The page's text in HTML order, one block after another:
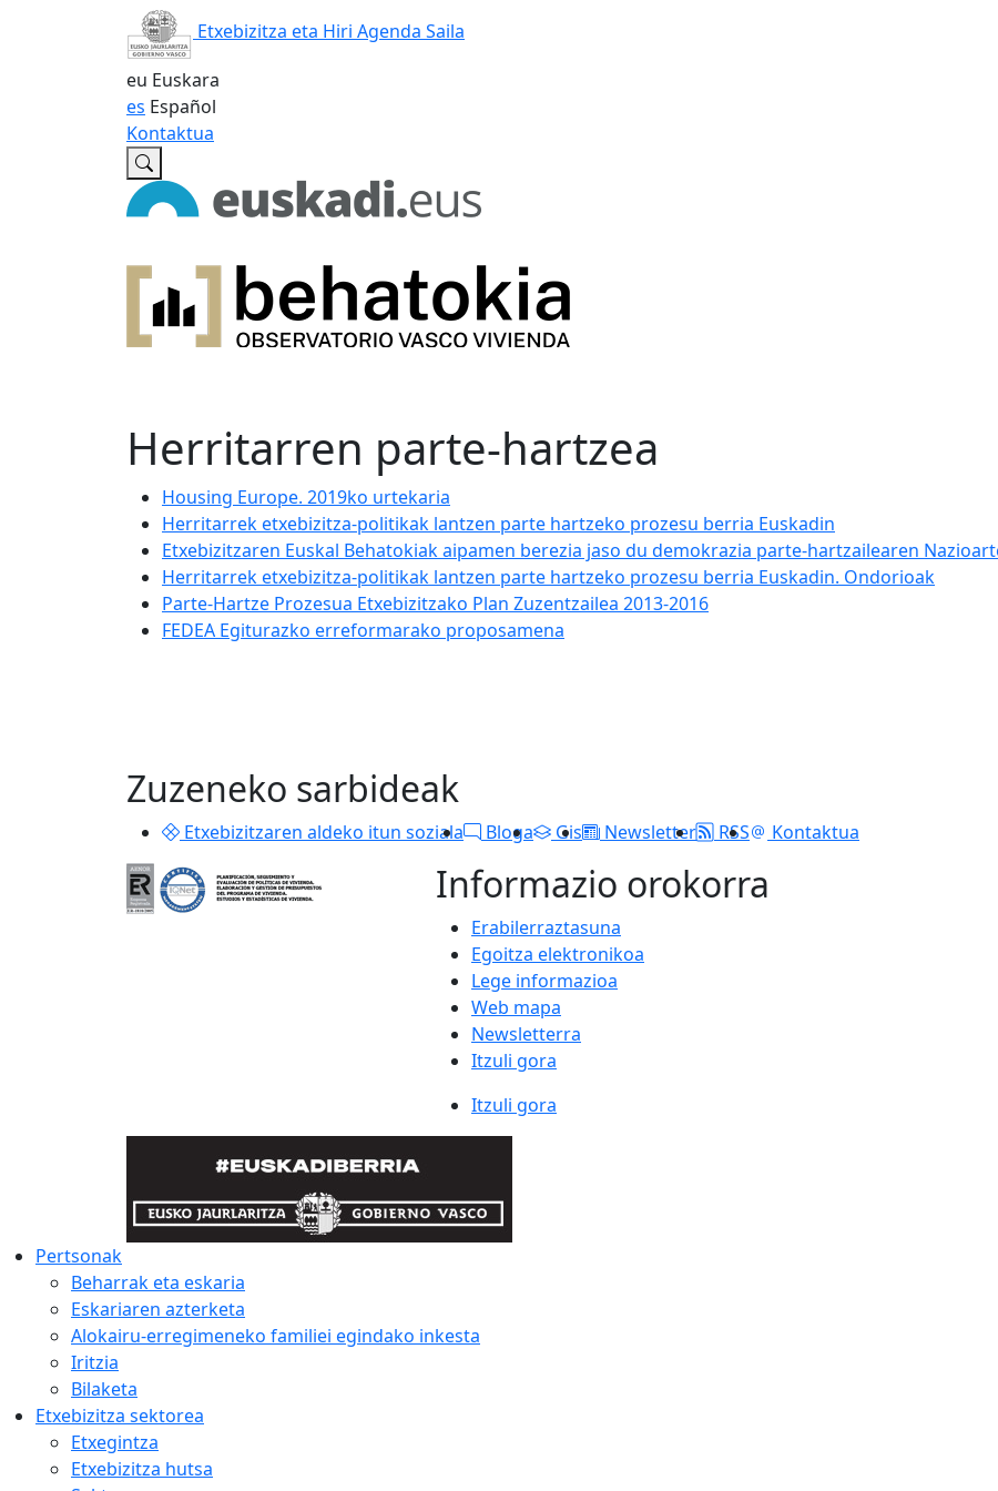
Etxebizitza eta Hiri Agenda Saila
eu Euskara
es Español
Kontaktua
Herritarren parte-hartzea
Housing Europe. 2019ko urtekaria
Herritarrek etxebizitza-politikak lantzen parte hartzeko prozesu berria Euskadin
Etxebizitzaren Euskal Behatokiak aipamen berezia jaso du demokrazia parte-hartzailearen
Herritarrek etxebizitza-politikak lantzen parte hartzeko prozesu berria Euskadin. Ondorioak
Parte-Hartze Prozesua Etxebizitzako Plan Zuzentzailea 2013-2016
FEDEA Egiturazko erreformarako proposamena
Zuzeneko sarbideak
Etxebizitzaren aldeko itun soziala Bloga Gis Newsletter RSS Kontaktua
Informazio orokorra
Erabilerraztasuna
Egoitza elektronikoa
Lege informazioa
Web mapa
Newsletterra
Itzuli gora
Itzuli gora
Pertsonak
Beharrak eta eskaria
Eskariaren azterketa
Alokairu-erregimeneko familiei egindako inkesta
Iritzia
Bilaketa
Etxebizitza sektorea
Etxegintza
Etxebizitza hutsa